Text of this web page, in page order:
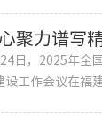
日，2025年全
设工作会议在福